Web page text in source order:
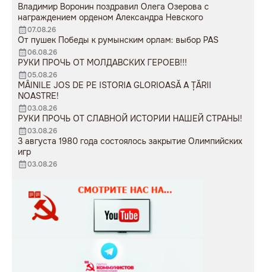
Владимир Воронин поздравил Олега Озерова с
награждением орденом Александра Невского
07.08.26
От пушек Победы к румынским орлам: выбор PAS
06.08.26
РУКИ ПРОЧЬ ОТ МОЛДАВСКИХ ГЕРОЕВ!!!
05.08.26
MÂINILE JOS DE PE ISTORIA GLORIOASĂ A ȚĂRII
NOASTRE!
03.08.26
РУКИ ПРОЧЬ ОТ СЛАВНОЙ ИСТОРИИ НАШЕЙ СТРАНЫ!
03.08.26
3 августа 1980 года состоялось закрытие Олимпийских
игр
03.08.26